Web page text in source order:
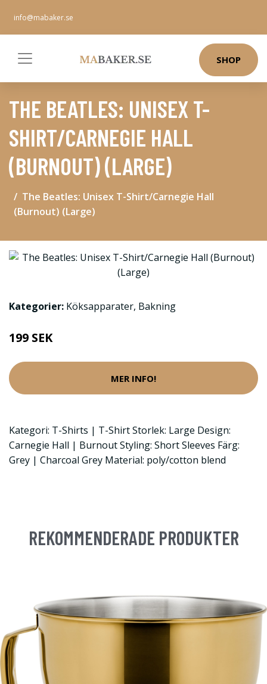
info@mabaker.se
SHOP
THE BEATLES: UNISEX T-
SHIRT/CARNEGIE HALL
(BURNOUT) (LARGE)
The Beatles: Unisex T-Shirt/Carnegie Hall
(Burnout) (Large)
Kategorier: Köksapparater, Bakning
199 SEK
MER INFO!
Kategori: T-Shirts | T-Shirt Storlek: Large Design:
Carnegie Hall | Burnout Styling: Short Sleeves Färg:
Grey | Charcoal Grey Material: poly/cotton blend
REKOMMENDERADE PRODUKTER